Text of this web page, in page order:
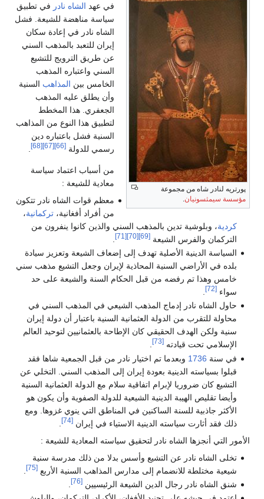
پورتريه لنادر شاه من مجموعة
مؤسسة سيمثسونيان
في عهد الشاه نادر في تطبيق
سياسة مناهضة للشيعة. فشل
الشاه نادر في إعادة سكان
إيران للتعبد بالمذهب السني
عن طريق الترويج للتشيع
السني واعتباره المذهب
الخامس بين المذاهب السنية
وأن يطلق عليه المذهب
الجعفري. هذا المخطط
لتطبيق هذا النوع من المذاهب
السنية فشل باعتباره دين
رسمي للدولة [66]
[67]
[68]
.
من أسباب اعتماد سياسة
معادية للشيعة :
معظم قوات الشاه نادر تتكون
من أفراد أفغانية، تركمانية،
كردية، وبلوشية تدين بالمذهب السني والذين كانوا ينفرون من
التركمان والفرس الشيعة[69]
[70]
[71]
السياسة الدينية الأصلية تهدف إلى إضعاف الشيعة وتعزيز سيادة
بلده في الأراضي السنية المحاذية لإيران وجعل التشيع مذهب سني
خامس وهذا تم رفضه من قبل الحكام السنة والشيعة على حد
سواء[72]
حاول الشاه نادر إدماج المذهب الشيعي في المذهب السني في
محاولة للتقرب من الدولة العثمانية السنية باعتبار أن دولة إيران
سنية ولكن الهدف الحقيقي كان الإطاحة بالعثمانيين لتوحيد العالم
الإسلامي تحت قيادته[73]
.
في سنة 1736 وبعدما تم اختيار نادر من قبل الجمعية شاها فقد
قبلوا بسياسته الدينية بعودة إيران إلى المذهب السني. التخلي عن
التشيع كان ضروريا لإبرام اتفاقية سلام مع الدولة العثمانية السنية
وأيضا تقليص الهيبة الدينية الشيعية للدولة الصفوية وأن يكون هو
الأكثر جاذبية للسنة الساكنين في المناطق التي ينوي غزوها. ومع
ذلك فقد أثارت سياسته الدينية الاستياء في إيران[74]
الأمور التي أنجزها الشاه نادر لتحقيق سياسته المعادية للشيعة :
تخلى الشاه نادر عن التشيع وأسس بدلا من ذلك مدرسة سنية
شيعية مختلطة للانضمام إلى مدارس المذاهب السنية الأربع[75]
شنق الشاه نادر رجال الدين الشيعة الرئيسيين[76]